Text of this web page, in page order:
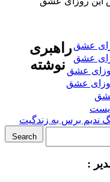
عشق
عشق
راهبری
نوشته
برس به زندگیت
Search